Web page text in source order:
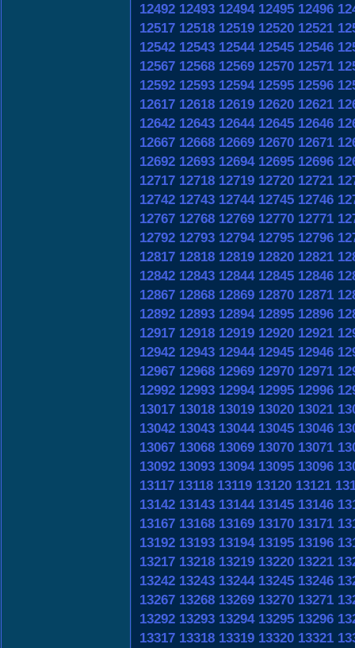
12492 12493 12494 12495 12496
12517 12518 12519 12520 12521
12542 12543 12544 12545 12546
12567 12568 12569 12570 12571
12592 12593 12594 12595 12596
12617 12618 12619 12620 12621
12642 12643 12644 12645 12646
12667 12668 12669 12670 12671
12692 12693 12694 12695 12696
12717 12718 12719 12720 12721
12742 12743 12744 12745 12746
12767 12768 12769 12770 12771
12792 12793 12794 12795 12796
12817 12818 12819 12820 12821
12842 12843 12844 12845 12846
12867 12868 12869 12870 12871
12892 12893 12894 12895 12896
12917 12918 12919 12920 12921
12942 12943 12944 12945 12946
12967 12968 12969 12970 12971
12992 12993 12994 12995 12996
13017 13018 13019 13020 13021
13042 13043 13044 13045 13046
13067 13068 13069 13070 13071
13092 13093 13094 13095 13096
13117 13118 13119 13120 13121
13142 13143 13144 13145 13146
13167 13168 13169 13170 13171
13192 13193 13194 13195 13196
13217 13218 13219 13220 13221
13242 13243 13244 13245 13246
13267 13268 13269 13270 13271
13292 13293 13294 13295 13296
13317 13318 13319 13320 13321